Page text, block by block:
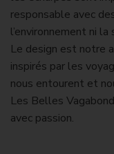
responsable avec
l’environnement ni la
Le design est notre
inspirés par les
nous entourent et
Les Belles
avec passion.